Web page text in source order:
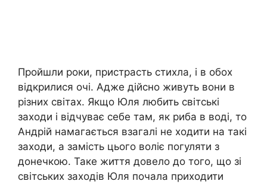
Пройшли роки, пристрасть стихла, і в обох
відкрилися очі. Адже дійсно живуть вони в
різних світах. Якщо Юля любить світські
заходи і відчуває себе там, як риба в воді, то
Андрій намагається взагалі не ходити на такі
заходи, а замість цього воліє погуляти з
донечкою. Таке життя довело до того, що зі
світських заходів Юля почала приходити